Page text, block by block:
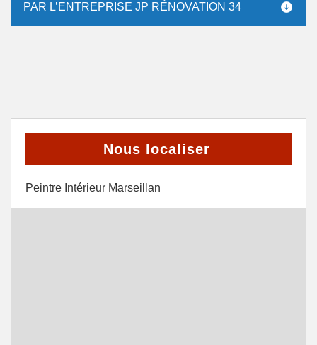
PAR L’ENTREPRISE JP RÉNOVATION 34
Nous localiser
Peintre Intérieur Marseillan